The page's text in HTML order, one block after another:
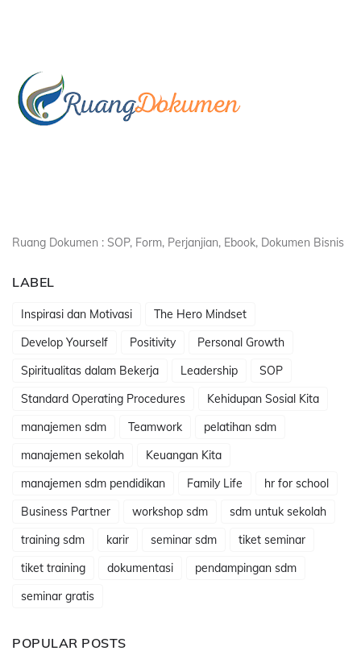
Ruang Dokumen : SOP, Form, Perjanjian, Ebook, Dokumen Bisnis
LABEL
Inspirasi dan Motivasi
The Hero Mindset
Develop Yourself
Positivity
Personal Growth
Spiritualitas dalam Bekerja
Leadership
SOP
Standard Operating Procedures
Kehidupan Sosial Kita
manajemen sdm
Teamwork
pelatihan sdm
manajemen sekolah
Keuangan Kita
manajemen sdm pendidikan
Family Life
hr for school
Business Partner
workshop sdm
sdm untuk sekolah
training sdm
karir seminar sdm
tiket seminar
tiket training
dokumentasi
pendampingan sdm
seminar gratis
POPULAR POSTS